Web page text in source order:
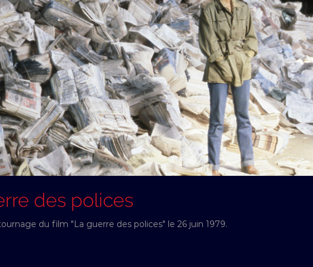
des polices
du film "La guerre des polices" le 26 juin 1979.